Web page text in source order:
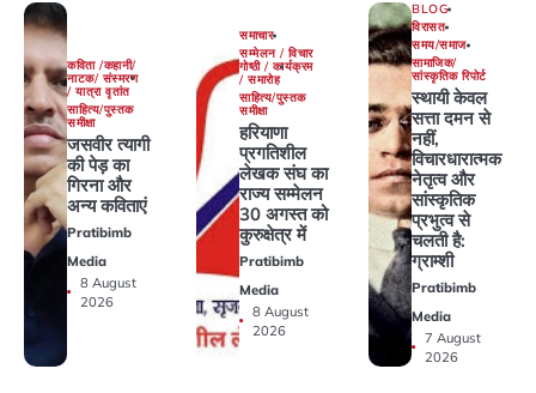
कविता /कहानी/
नाटक/ संस्मरण
/ यात्रा वृतांत
साहित्य/पुस्तक
समीक्षा
जसवीर त्यागी
की पेड़ का
गिरना और
अन्य कविताएं
Pratibimb
Media
8 August
2026
समाचार
सम्मेलन / विचार
गोष्ठी / कार्यक्रम
/ समारोह
साहित्य/पुस्तक
समीक्षा
हरियाणा
प्रगतिशील
लेखक संघ का
राज्य सम्मेलन
30 अगस्त को
कुरुक्षेत्र में
Pratibimb
Media
8 August
2026
BLOG
विरासत
समय/समाज
सामाजिक/
सांस्कृतिक रिपोर्ट
स्थायी केवल
सत्ता दमन से
नहीं,
विचारधारात्मक
नेतृत्व और
सांस्कृतिक
प्रभुत्व से
चलती है:
ग्राम्शी
Pratibimb
Media
7 August
2026